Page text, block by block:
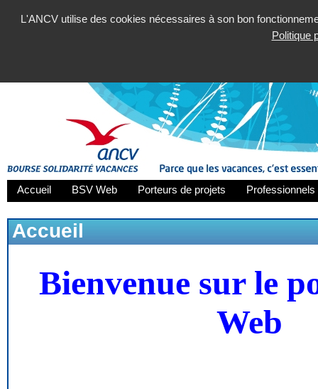
L'ANCV utilise des cookies nécessaires à son bon
Politique
Accueil BSV Web Porteurs de projets
Accueil
Bienvenue sur le
Web